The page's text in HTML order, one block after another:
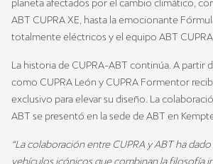
planeta afectados por el cambio climático,
ABT CUPRA XE, hasta la emocionante
totalmente eléctricos y el equipo ABT CUPRA.
La historia de CUPRA-ABT continúa. A partir
como CUPRA León y CUPRA Formentor
exclusivo para elevar su diseño. La
ABT se presentó en la sede de ABT en
“La colaboración entre CUPRA y ABT ha
vehículos icónicos que combinan la filosofía